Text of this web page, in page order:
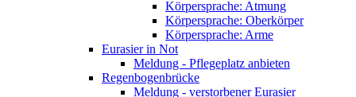
Körpersprache: Atmung
Körpersprache: Oberkörper
Körpersprache: Arme
Eurasier in Not
Meldung - Pflegeplatz anbieten
Regenbogenbrücke
Meldung - verstorbener Eurasier